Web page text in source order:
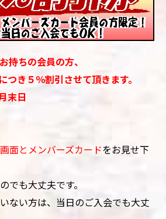
持ちの会員の方、
き５％割引させて頂きます。
末日
面とメンバーズカードをお見せ下
でも大丈夫です。
ない方は、当日のご入会でも大丈